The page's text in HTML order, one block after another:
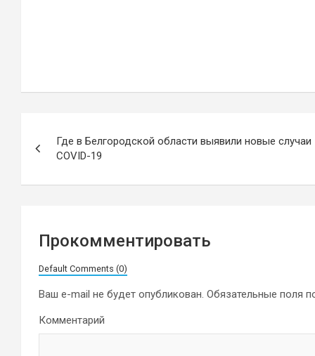
по
записям
Где в Белгородской области выявили новые случаи
COVID-19
Прокомментировать
Default Comments (0)
Ваш e-mail не будет опубликован. Обязательные поля
Комментарий